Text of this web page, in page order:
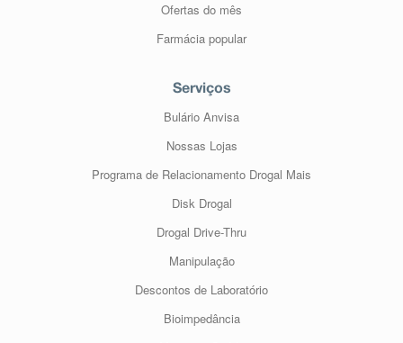
Ofertas do mês
Farmácia popular
Serviços
Bulário Anvisa
Nossas Lojas
Programa de Relacionamento Drogal Mais
Disk Drogal
Drogal Drive-Thru
Manipulação
Descontos de Laboratório
Bioimpedância